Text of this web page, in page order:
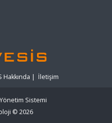
Hakkında | İletişim
Sistemi
© 2026